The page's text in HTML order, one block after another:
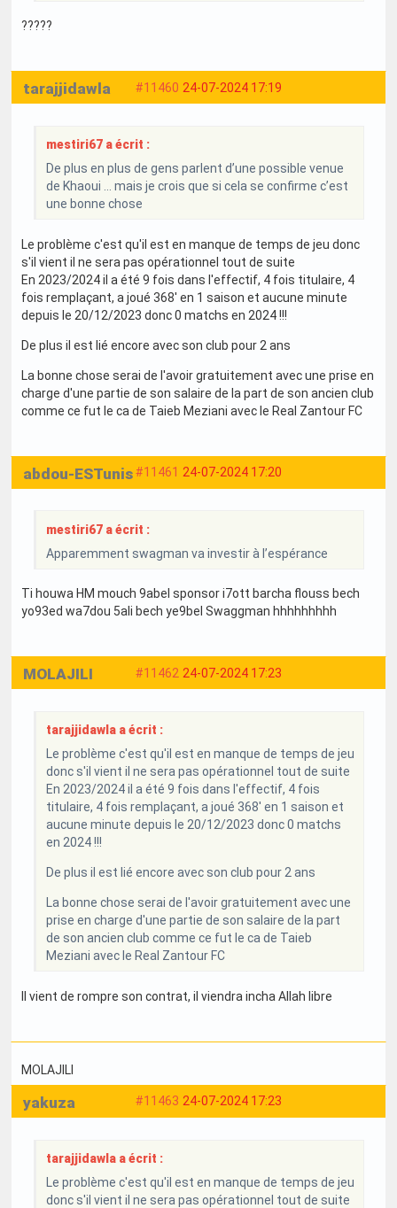
?????
#11460 24-07-2024 17:19
tarajjidawla
mestiri67 a écrit :
De plus en plus de gens parlent d’une possible venue
de Khaoui … mais je crois que si cela se confirme c’est
une bonne chose
Le problème c'est qu'il est en manque de temps de jeu donc
s'il vient il ne sera pas opérationnel tout de suite
En 2023/2024 il a été 9 fois dans l'effectif, 4 fois titulaire, 4
fois remplaçant, a joué 368' en 1 saison et aucune minute
depuis le 20/12/2023 donc 0 matchs en 2024 !!!
De plus il est lié encore avec son club pour 2 ans
La bonne chose serai de l'avoir gratuitement avec une prise en
charge d'une partie de son salaire de la part de son ancien club
comme ce fut le ca de Taieb Meziani avec le Real Zantour FC
#11461 24-07-2024 17:20
abdou-ESTunis
mestiri67 a écrit :
Apparemment swagman va investir à l’espérance
Ti houwa HM mouch 9abel sponsor i7ott barcha flouss bech
yo93ed wa7dou 5ali bech ye9bel Swaggman hhhhhhhhh
#11462 24-07-2024 17:23
MOLAJILI
tarajjidawla a écrit :
Le problème c'est qu'il est en manque de temps de jeu
donc s'il vient il ne sera pas opérationnel tout de suite
En 2023/2024 il a été 9 fois dans l'effectif, 4 fois
titulaire, 4 fois remplaçant, a joué 368' en 1 saison et
aucune minute depuis le 20/12/2023 donc 0 matchs
en 2024 !!!
De plus il est lié encore avec son club pour 2 ans
La bonne chose serai de l'avoir gratuitement avec une
prise en charge d'une partie de son salaire de la part
de son ancien club comme ce fut le ca de Taieb
Meziani avec le Real Zantour FC
Il vient de rompre son contrat, il viendra incha Allah libre
MOLAJILI
#11463 24-07-2024 17:23
yakuza
tarajjidawla a écrit :
Le problème c'est qu'il est en manque de temps de jeu
donc s'il vient il ne sera pas opérationnel tout de suite